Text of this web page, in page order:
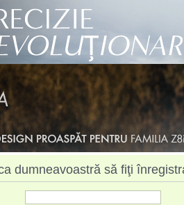
dumneavoastră să fiţi